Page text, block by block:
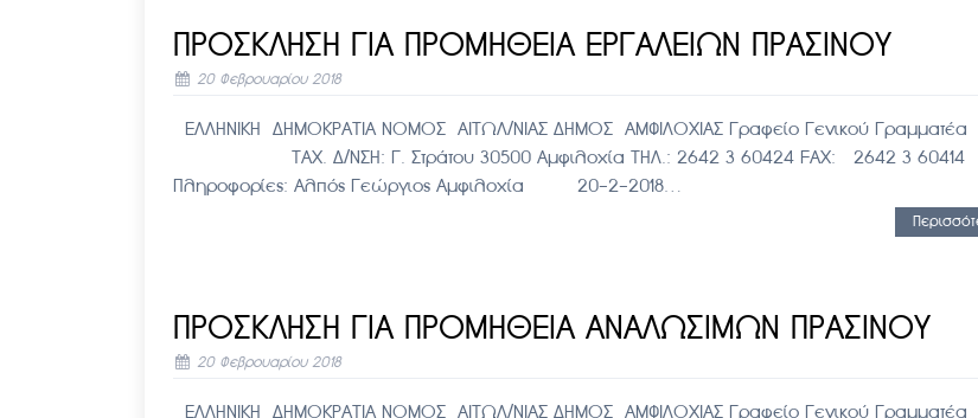
ΠΡΟΣΚΛΗΣΗ ΓΙΑ ΠΡΟΜΗΘΕΙΑ ΕΡΓΑΛΕΙΩΝ ΠΡΑΣΙΝΟΥ
20 Φεβρουαρίου 2018
ΕΛΛΗΝΙΚΗ ΔΗΜΟΚΡΑΤΙΑ ΝΟΜΟΣ ΑΙΤΩΛ/ΝΙΑΣ ΔΗΜΟΣ ΑΜΦΙΛΟΧΙΑΣ Γραφείο Γενικού Γραμματέα
ΤΑΧ. Δ/ΝΣΗ: Γ. Στράτου 30500 Αμφιλοχία ΤΗΛ.: 2642 3 60424 FAX: 2642 3 60414
Πληροφορίες: Αλπός Γεώργιος Αμφιλοχία 20-2-2018…
ΠΡΟΣΚΛΗΣΗ ΓΙΑ ΠΡΟΜΗΘΕΙΑ ΑΝΑΛΩΣΙΜΩΝ ΠΡΑΣΙΝΟΥ
20 Φεβρουαρίου 2018
ΕΛΛΗΝΙΚΗ ΔΗΜΟΚΡΑΤΙΑ ΝΟΜΟΣ ΑΙΤΩΛ/ΝΙΑΣ ΔΗΜΟΣ ΑΜΦΙΛΟΧΙΑΣ Γραφείο Γενικού Γραμματέα